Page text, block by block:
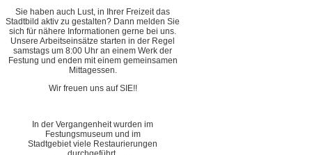
Sie haben auch Lust, in Ihrer Freizeit das
Stadtbild aktiv zu gestalten? Dann melden Sie
sich für nähere Informationen gerne bei uns.
Unsere Arbeitseinsätze starten in der Regel
samstags um 8:00 Uhr an einem Werk der
Festung und enden mit einem gemeinsamen
Mittagessen.
Wir freuen uns auf SIE!!
In der Vergangenheit wurden im
Festungsmuseum und im
Stadtgebiet viele Restaurierungen